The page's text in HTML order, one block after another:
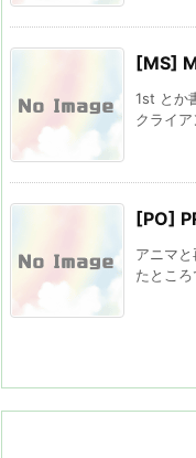
[MS]
1st とか
クライ
[PO]
アニマ
たとこ